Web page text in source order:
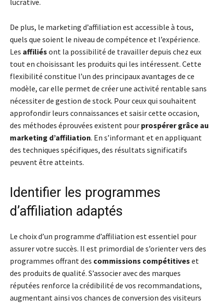
De plus, le marketing d’affiliation est accessible à tous,
quels que soient le niveau de compétence et l’expérience.
Les affiliés ont la possibilité de travailler depuis chez eux
tout en choisissant les produits qui les intéressent. Cette
flexibilité constitue l’un des principaux avantages de ce
modèle, car elle permet de créer une activité rentable sans
nécessiter de gestion de stock. Pour ceux qui souhaitent
approfondir leurs connaissances et saisir cette occasion,
des méthodes éprouvées existent pour prospérer grâce au
marketing d’affiliation. En s’informant et en appliquant
des techniques spécifiques, des résultats significatifs
peuvent être atteints.
Identifier les programmes
d’affiliation adaptés
Le choix d’un programme d’affiliation est essentiel pour
assurer votre succès. Il est primordial de s’orienter vers des
programmes offrant des commissions compétitives et
des produits de qualité. S’associer avec des marques
réputées renforce la crédibilité de vos recommandations,
augmentant ainsi vos chances de conversion des visiteurs